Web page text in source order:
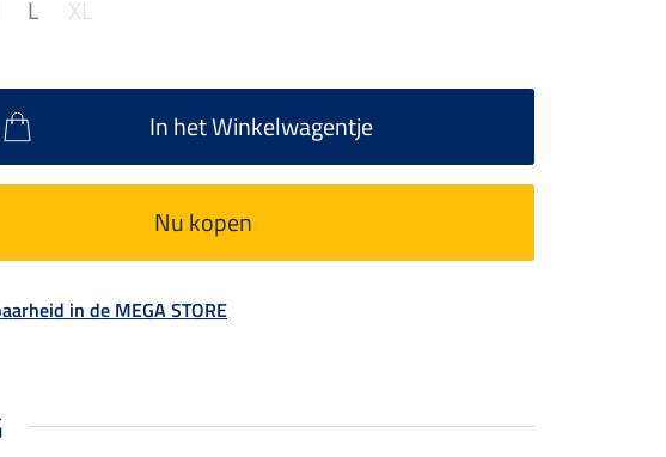
L XL
In het Winkelwagentje
Nu kopen
in de MEGA STORE